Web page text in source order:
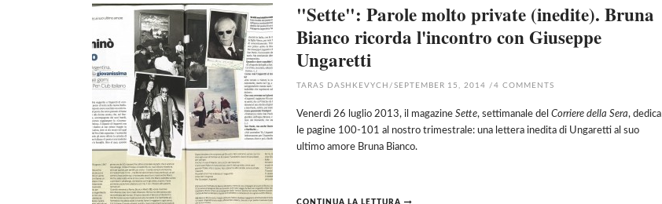
"Sette": Parole molto private (inedite). Bruna
Bianco ricorda l'incontro con Giuseppe
Ungaretti
TARAS DASHKEVYCH / SEPTEMBER 15, 2014 /4 COMMENTS
Venerdì 26 luglio 2013, il magazine Sette, settimanale del Corriere della Sera, dedica
le pagine 100-101 al nostro trimestrale: una lettera inedita di Ungaretti al suo
ultimo amore Bruna Bianco.
CONTINUA LA LETTURA